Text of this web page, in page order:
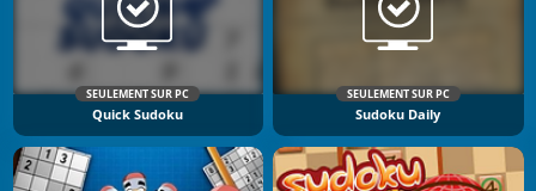
SEULEMENT SUR PC
Quick Sudoku
SEULEMENT SUR PC
Sudoku Daily